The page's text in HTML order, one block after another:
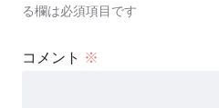
る欄は必須項目です
コメント ※